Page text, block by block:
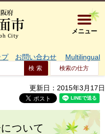
大阪府箕
メニュー
プ お問い合わせ Multilingual
検索の仕方
更新日：2015年3月17日
ついて